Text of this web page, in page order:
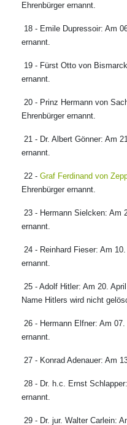
Ehrenbürger ernannt.
18 - Emile Dupressoir: Am
ernannt.
19 - Fürst Otto von
ernannt.
20 - Prinz Hermann von
Ehrenbürger ernannt.
21 - Dr. Albert Gönner: Am
ernannt.
22 - Graf Ferdinand von
Ehrenbürger ernannt.
23 - Hermann Sielcken: Am
ernannt.
24 - Reinhard Fieser: Am
ernannt.
25 - Adolf Hitler: Am 20.
Name Hitlers wird nicht
26 - Hermann Elfner: Am
ernannt.
27 - Konrad Adenauer: Am
28 - Dr. h.c. Ernst
ernannt.
29 - Dr. jur. Walter Carlein: